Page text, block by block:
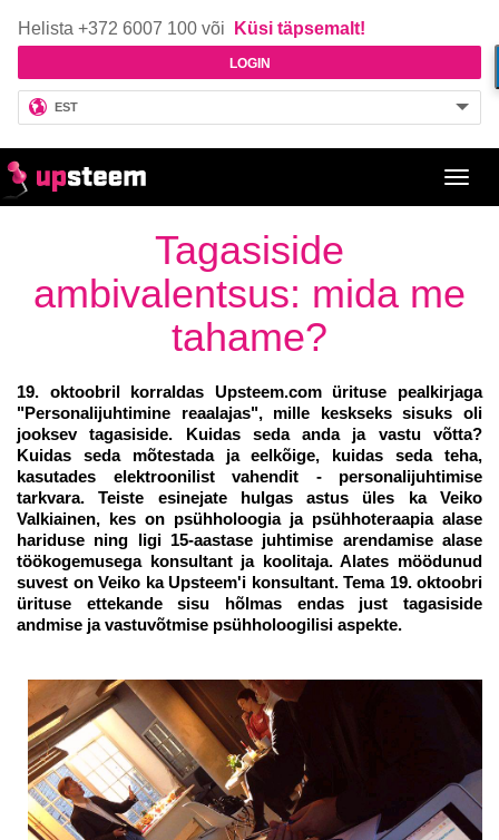
Helista +372 6007 100 või Küsi täpsemalt!
LOGIN
EST
Tagasiside
ambivalentsus: mida me
tahame?
19. oktoobril korraldas Upsteem.com ürituse pealkirjaga
"Personalijuhtimine reaalajas", mille keskseks sisuks oli
jooksev tagasiside. Kuidas seda anda ja vastu võtta?
Kuidas seda mõtestada ja eelkõige, kuidas seda teha,
kasutades elektroonilist vahendit - personalijuhtimise
tarkvara. Teiste esinejate hulgas astus üles ka Veiko
Valkiainen, kes on psühholoogia ja psühhoteraapia alase
hariduse ning ligi 15-aastase juhtimise arendamise alase
töökogemusega konsultant ja koolitaja. Alates möödunud
suvest on Veiko ka Upsteem'i konsultant. Tema 19. oktoobri
ürituse ettekande sisu hõlmas endas just tagasiside
andmise ja vastuvõtmise psühholoogilisi aspekte.